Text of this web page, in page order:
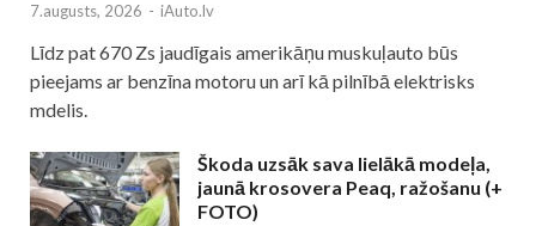
7.augusts, 2026 - iAuto.lv
Līdz pat 670 Zs jaudīgais amerikāņu muskuļauto būs
pieejams ar benzīna motoru un arī kā pilnībā elektrisks
mdelis.
Škoda uzsāk sava lielākā modeļa,
jaunā krosovera Peaq, ražošanu (+
FOTO)